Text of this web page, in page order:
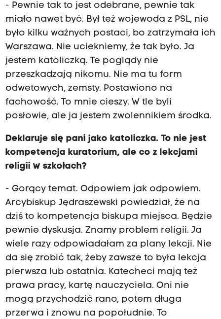
- Pewnie tak to jest odebrane, pewnie tak
miało nawet być. Był też wojewoda z PSL, nie
było kilku ważnych postaci, bo zatrzymała ich
Warszawa. Nie uciekniemy, że tak było. Ja
jestem katoliczką. Te poglądy nie
przeszkadzają nikomu. Nie ma tu form
odwetowych, zemsty. Postawiono na
fachowość. To mnie cieszy. W tle byli
posłowie, ale ja jestem zwolennikiem środka.
Deklaruje się pani jako katoliczka. To nie jest
kompetencja kuratorium, ale co z lekcjami
religii w szkołach?
- Gorący temat. Odpowiem jak odpowiem.
Arcybiskup Jędraszewski powiedział, że na
dziś to kompetencja biskupa miejsca. Będzie
pewnie dyskusja. Znamy problem religii. Ja
wiele razy odpowiadałam za plany lekcji. Nie
da się zrobić tak, żeby zawsze to była lekcja
pierwsza lub ostatnia. Katecheci mają też
prawa pracy, kartę nauczyciela. Oni nie
mogą przychodzić rano, potem długa
przerwa i znowu na popołudnie. To